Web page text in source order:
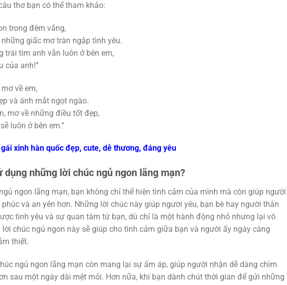
thơ bạn có thể tham khảo:
trong đêm vắng,
giấc mơ tràn ngập tình yêu.
trái tim anh vẫn luôn ở bên em,
của anh!”
về em,
và ánh mắt ngọt ngào.
mơ về những điều tốt đẹp,
luôn ở bên em.”
gái xinh hàn quốc đẹp, cute, dễ thương, đáng yêu
dụng những lời chúc ngủ ngon lãng mạn?
ngon lãng mạn, bạn không chỉ thể hiện tình cảm của mình mà còn giúp người
và an yên hơn. Những lời chúc này giúp người yêu, bạn bè hay người thân
tình yêu và sự quan tâm từ bạn, dù chỉ là một hành động nhỏ nhưng lại vô
chúc ngủ ngon này sẽ giúp cho tình cảm giữa bạn và người ấy ngày càng
thiết.
ngủ ngon lãng mạn còn mang lại sự ấm áp, giúp người nhận dễ dàng chìm
sau một ngày dài mệt mỏi. Hơn nữa, khi bạn dành chút thời gian để gửi những